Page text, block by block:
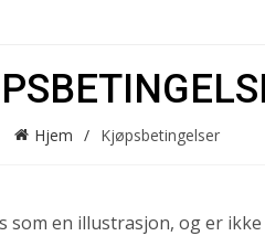
Hjem Kjøpsbetingelser
en illustrasjon, og er